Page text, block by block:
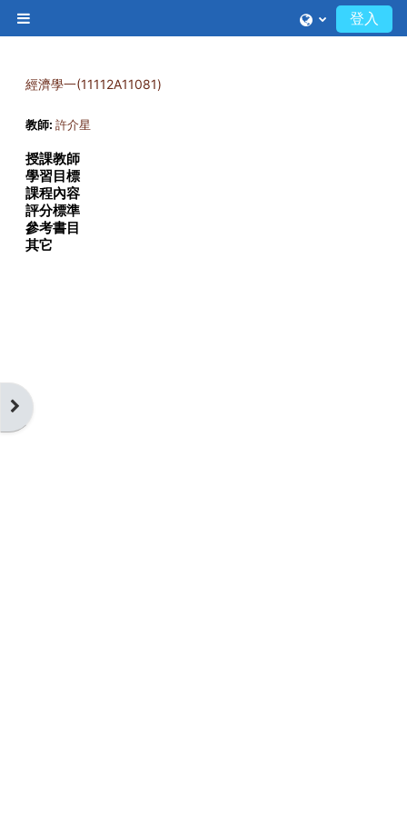
側板
登入
開啟區塊
經濟學一(11112A11081)
教師: 許介星
授課教師
學習目標
課程內容
評分標準
參考書目
其它